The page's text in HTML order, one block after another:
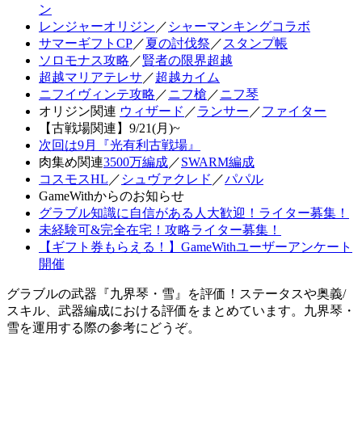
ン
レンジャーオリジン ／ シャーマンキングコラボ
サマーギフトCP／夏の討伐祭 ／ スタンプ帳
ソロモナス攻略 ／賢者の限界超越
超越マリアテレサ ／超越カイム
ニフイヴィンテ攻略 ／ニフ槍 ／ニフ琴
オリジン関連 ウィザード ／ランサー ／ファイター
【古戦場関連】9/21(月)~
次回は9月『光有利古戦場』
肉集め関連3500万編成／SWARM編成
コスモスHL ／ シュヴァクレド ／パパル
GameWithからのお知らせ
グラブル知識に自信がある人大歓迎！ライター募集！
未経験可&完全在宅！攻略ライター募集！
【ギフト券もらえる！】GameWithユーザーアンケート
開催
グラブルの武器『九界琴・雪』を評価！ステータスや奥義/
スキル、武器編成における評価をまとめています。九界琴・
雪を運用する際の参考にどうぞ。